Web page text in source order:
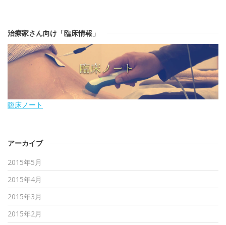
治療家さん向け「臨床情報」
臨床ノート
アーカイブ
2015年5月
2015年4月
2015年3月
2015年2月